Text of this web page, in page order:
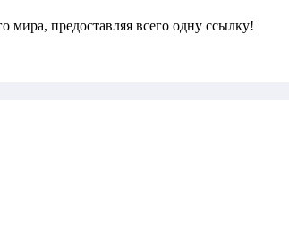
мира, предоставляя всего одну ссылку!